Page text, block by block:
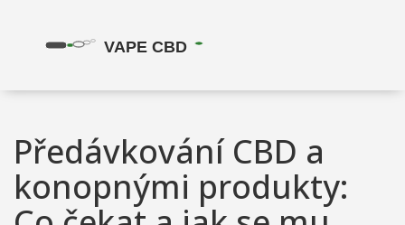
Předávkování CBD a
konopnými produkty: